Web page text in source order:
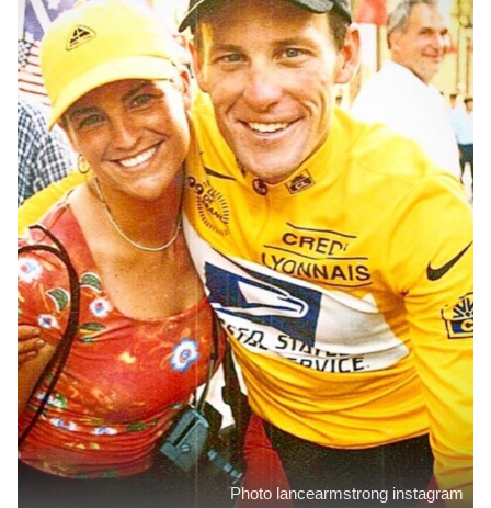
Photo lancearmstrong instagram